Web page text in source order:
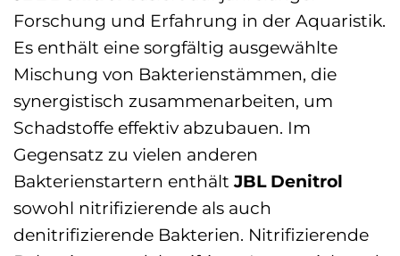
Forschung und Erfahrung in der Aquaristik.
Es enthält eine sorgfältig ausgewählte
Mischung von Bakterienstämmen, die
synergistisch zusammenarbeiten, um
Schadstoffe effektiv abzubauen. Im
Gegensatz zu vielen anderen
Bakterienstartern enthältJBL Denitrol
sowohl nitrifizierende als auch
denitrifizierende Bakterien. Nitrifizierende